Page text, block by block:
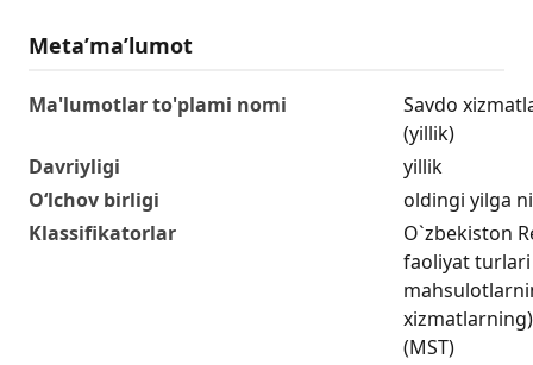
Metaʼmaʼlumot
Ma'lumotlar to'plami nomi
Savdo
(yillik)
Davriyligi
yillik
O‘lchov birligi
oldingi yilga
Klassifikatorlar
O`zbekiston
faoliyat
(MST)